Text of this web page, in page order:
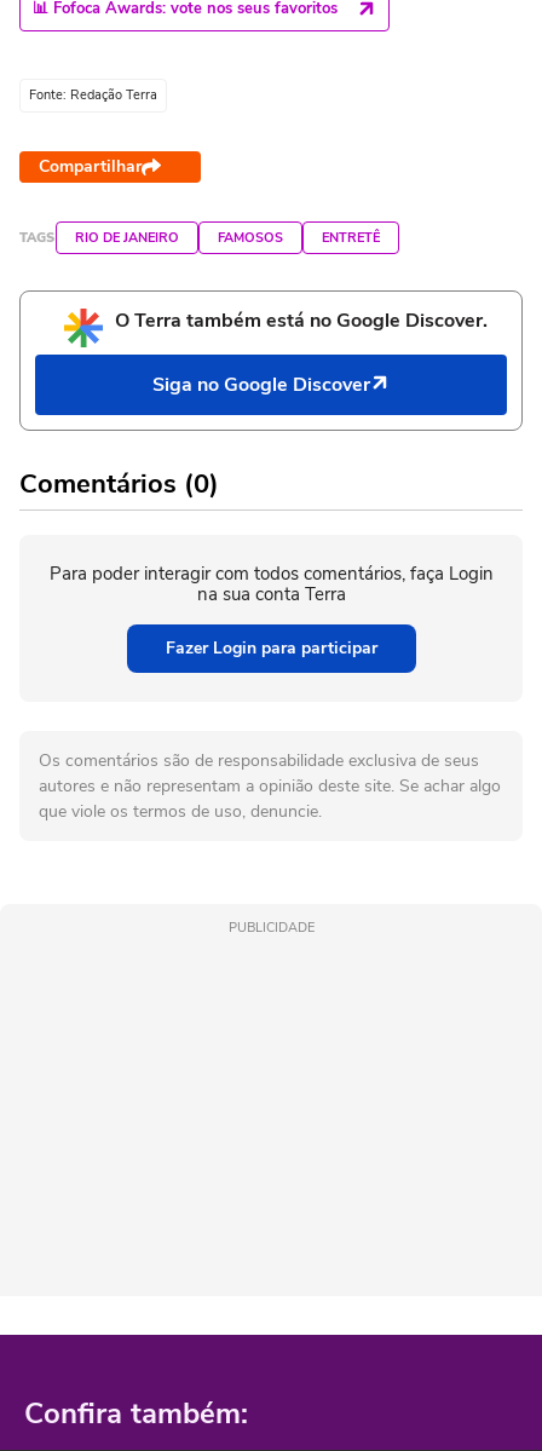
📊 Fofoca Awards: vote nos seus favoritos
Fonte: Redação Terra
Compartilhar
TAGS RIO DE JANEIRO FAMOSOS ENTRETÊ
O Terra também está no Google Discover.
Siga no Google Discover
Comentários (0)
Para poder interagir com todos comentários, faça Login
na sua conta Terra
Fazer Login para participar
Os comentários são de responsabilidade exclusiva de seus
autores e não representam a opinião deste site. Se achar algo
que viole os termos de uso, denuncie.
PUBLICIDADE
Confira também: